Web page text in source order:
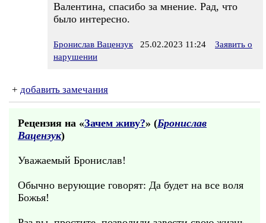
Валентина, спасибо за мнение. Рад, что
было интересно.
Бронислав Вацензук 25.02.2023 11:24
Заявить о
нарушении
+ добавить замечания
Рецензия на «Зачем живу?» (Бронислав
Вацензук)
Уважаемый Бронислав!
Обычно верующие говорят: Да будет на все воля
Божья!